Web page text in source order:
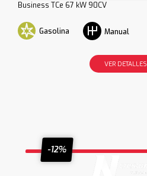
Business TCe 67 kW 90CV
Gasolina Manual
VER DETALLES
-12%